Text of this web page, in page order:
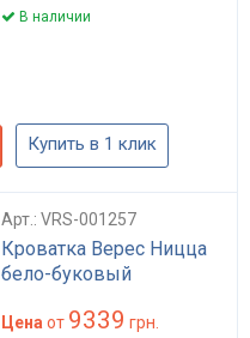
В наличии
Купить в 1 клик
Арт.: VRS-001257
Кроватка Верес Ницца
бело-буковый
Цена от 9339 грн.